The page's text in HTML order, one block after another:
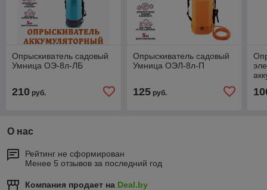
Опрыскиватель садовый
Умница ОЭ-8л-ЛБ
210 руб.
Опрыскиватель садовый
Умница ОЭЛ-8л-П
125руб.
О нас
Рейтинг не сформирован
Менее 5 отзывов за последний год
Компания продает на Deal.by